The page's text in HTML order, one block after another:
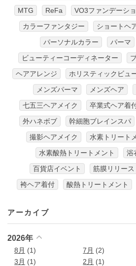
MTG
ReFa VO3ファンデーシ
カラーファンタジー
ショートヘ
パーソナルカラー
パーマ
ビューティーコーディネーター
ヘアアレンジ
ホリスティックビュ
メンズパーマ
メンズヘア
七五三ヘアメイク
卒業式ヘア着
外ハネボブ
幹細胞ブレインスパ
撮影ヘアメイク
水素トリート
水素酸熱トリートメント
浴
百貨店イベント
筋膜リリース
袴ヘア着付
酸熱トリートメント
アーカイブ
2026年
8月 (1) 7月 (2)
3月 (1) 2月 (1)